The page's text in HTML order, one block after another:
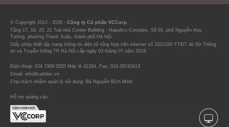
© Copyright 2012 - 2026 - Công ty Cổ phần VCCorp.
Tầng 17, 19, 20, 21 Toà nhà Center Building - Hapulico Complex, Số 01, phố Nguyễn Huy
Tưởng, phường Thanh Xuân, thành phố Hà Nội
Giấy phép thiết lập trang thông tin điện tử tổng hợp trên internet số 3321/GP-TTĐT do Sở Thông
tin và Truyền thông TP Hà Nội cấp ngày 03 tháng 07 năm 2019.
Điện thoại: 024 7309 5555 Máy lẻ 41294. Fax: 024-39743413
Email: info@cafebiz.vn
Chịu trách nhiệm quản lý nội dung: Bà Nguyễn Bích Minh
Hỗ trợ quảng cáo: